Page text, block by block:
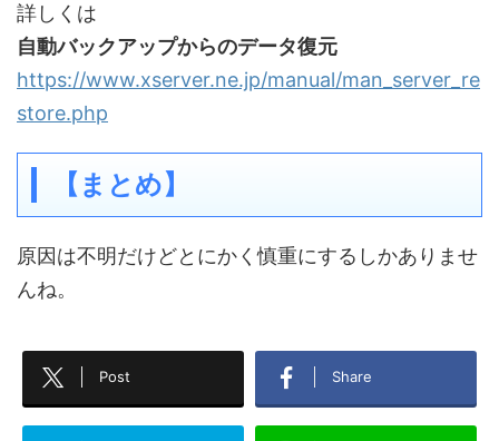
詳しくは
自動バックアップからのデータ復元
https://www.xserver.ne.jp/manual/man_server_re
store.php
【まとめ】
原因は不明だけどとにかく慎重にするしかありませ
んね。
Post Share